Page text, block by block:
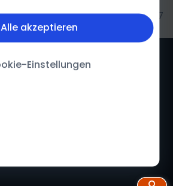
Alle akzeptieren
Einstellungen
Biogen-249087